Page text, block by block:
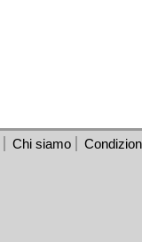
Chi siamo